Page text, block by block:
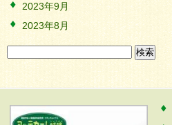
2023年9月
2023年8月